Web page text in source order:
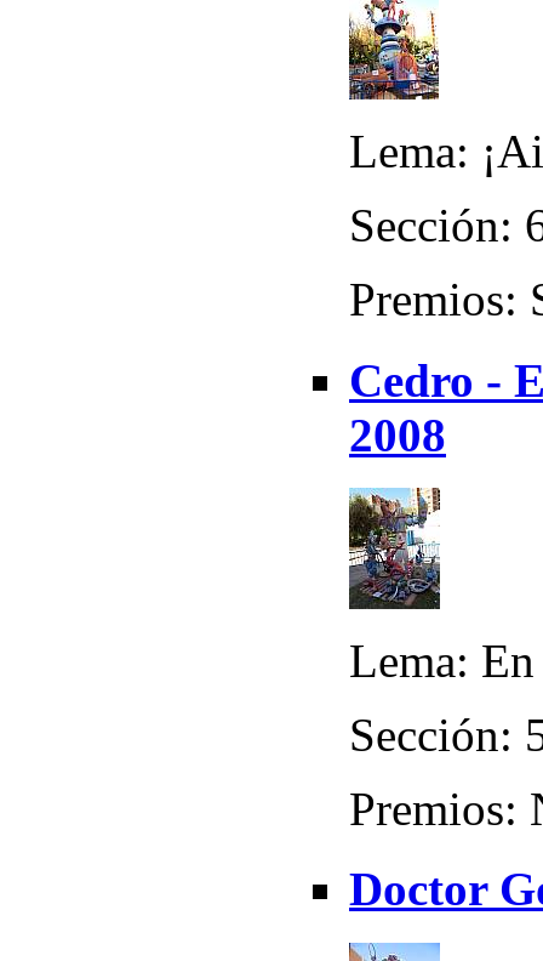
Lema:
Sección:
Premios:
Cedro -
2008
Lema:
Sección:
Premios:
Doctor